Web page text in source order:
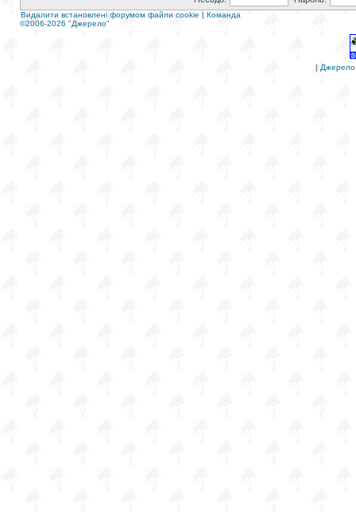
Видалити встановлені форумом файли cookie | Команда
©2006-2026 "Джерело"
| Джерело